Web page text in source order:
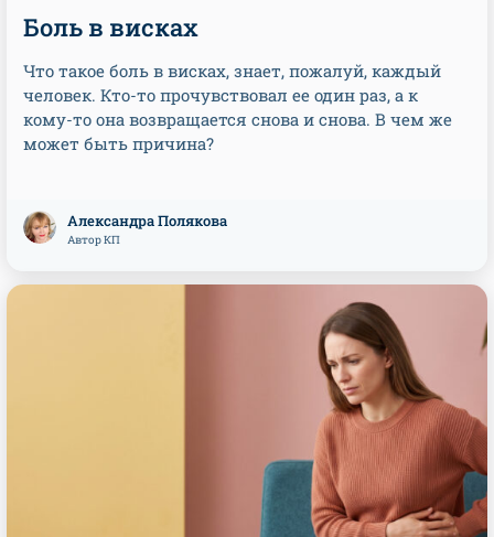
Боль в висках
Что такое боль в висках, знает, пожалуй, каждый
человек. Кто-то прочувствовал ее один раз, а к
кому-то она возвращается снова и снова. В чем же
может быть причина?
Александра Полякова
Автор КП